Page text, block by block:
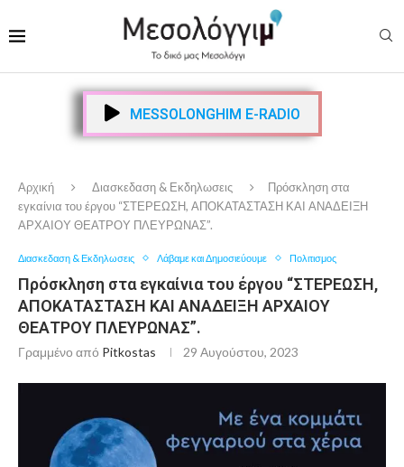
MESSOLONGHIM E-RADIO
Αρχική Διασκεδαση & Εκδηλωσεις
Πρόσκληση στα
εγκαίνια του έργου “ΣΤΕΡΕΩΣΗ, ΑΠΟΚΑΤΑΣΤΑΣΗ ΚΑΙ ΑΝΑΔΕΙΞΗ
ΑΡΧΑΙΟΥ ΘΕΑΤΡΟΥ ΠΛΕΥΡΩΝΑΣ”.
Διασκεδαση & Εκδηλωσεις Λάβαμε και Δημοσιεύουμε Πολιτισμος
Πρόσκληση στα εγκαίνια του έργου “ΣΤΕΡΕΩΣΗ,
ΑΠΟΚΑΤΑΣΤΑΣΗ ΚΑΙ ΑΝΑΔΕΙΞΗ ΑΡΧΑΙΟΥ
ΘΕΑΤΡΟΥ ΠΛΕΥΡΩΝΑΣ”.
Γραμμένο από Pitkostas 29 Αυγούστου, 2023